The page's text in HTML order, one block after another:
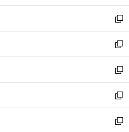
ウ
で
開
く
ン
ド
ウ
で
開
く
ウ
ィ
ン
ド
ウ
で
開
く
し
い
ウ
ィ
ン
ド
ウ
で
開
く
新
し
い
ウ
ィ
ン
ド
ウ
で
新
し
い
ウ
ィ
ン
ド
新
し
い
ウ
ィ
新
し
い
新